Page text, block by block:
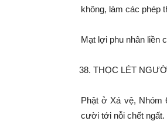
không, làm các phép
Mạt lợi phu nhân liền
THỌC LÉT
Phật ở Xá vệ, Nhóm
cười tới nỗi chết ngất.